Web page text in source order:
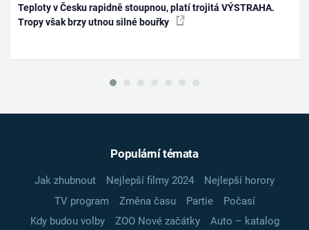
Teploty v Česku rapidně stoupnou, platí trojitá VÝSTRAHA.
Tropy však brzy utnou silné bouřky
Populární témata
Jak zhubnout Nejlepší filmy 2024
Nejlepší horory
TV program
Změna času Partie
Počasí
Kdy budou volby
ZOO Nové začátky
Auto – katalog